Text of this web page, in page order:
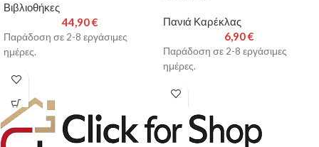
Βιβλιοθήκες
44,90€
Παράδοση σε 2-8 εργάσιμες
ημέρες.
Πανιά Καρέκλας
6,90€
Παράδοση σε 2-8 εργάσιμες
ημέρες.